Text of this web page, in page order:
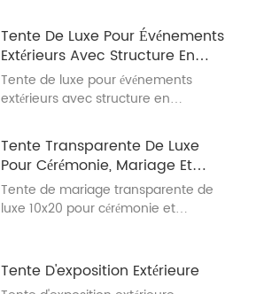
Tente De Luxe Pour Événements
Extérieurs Avec Structure En
Aluminium
Tente de luxe pour événements
extérieurs avec structure en
Tente Transparente De Luxe
Pour Cérémonie, Mariage Et
Autres Événements
Tente de mariage transparente de
luxe 10x20 pour cérémonie et
Tente D'exposition Extérieure